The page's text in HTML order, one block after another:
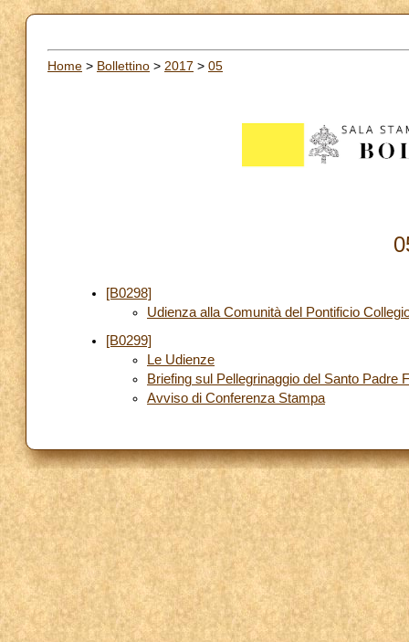
Home > Bollettino > 2017 > 05
[B0298]
Udienza alla Comunità del Pontificio
[B0299]
Le Udienze
Briefing sul Pellegrinaggio del Santo Padre
Avviso di Conferenza Stampa